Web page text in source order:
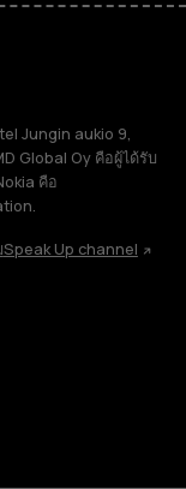
Jungin aukio 9,
Global Oy คือผู้ได้รับ
คือ
Speak Up channel